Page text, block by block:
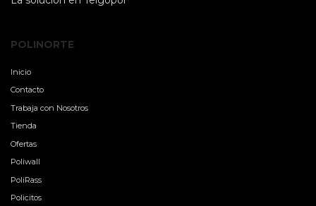
POLINORTE
Inicio
Contacto
Trabaja con Nosotros
Tienda
Ofertas
Poliwall
PoliRass
Policitos